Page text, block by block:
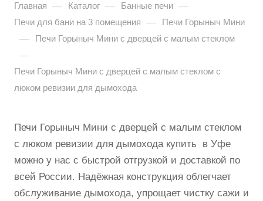
Главная — Каталог — Банные печи —
Печи для бани на 3 помещения — Печи Горыныч Мини
— Печи Горыныч Мини с дверцей с малым стеклом
—
Печи Горыныч Мини с дверцей с малым стеклом с
люком ревизии для дымохода
Печи Горыныч Мини с дверцей с малым стеклом
с люком ревизии для дымохода купить в Уфе
можно у нас с быстрой отгрузкой и доставкой по
всей России. Надёжная конструкция облегчает
обслуживание дымохода, упрощает чистку сажи и